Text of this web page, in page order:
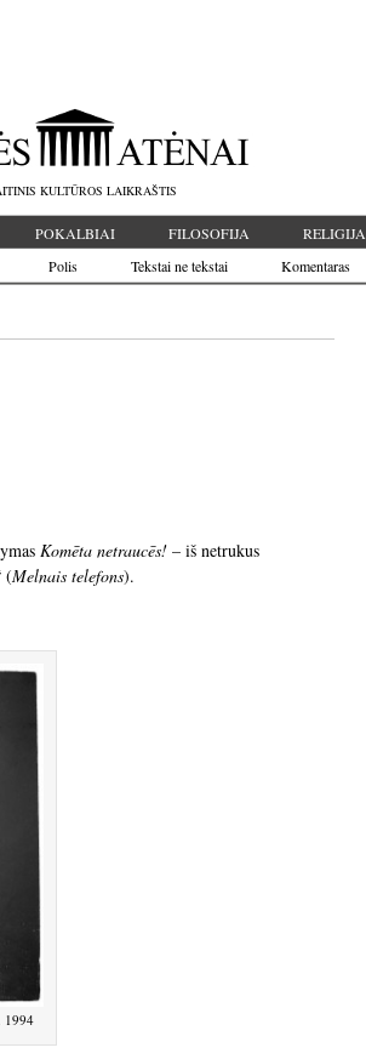
KULTŪROS LAIKRAŠTIS
POKALBIAI FILOSOFIJA RELIGIJA
Polis Tekstai ne tekstai Komentaras
Komēta netraucēs! – iš netrukus
(Melnais telefons).
1994